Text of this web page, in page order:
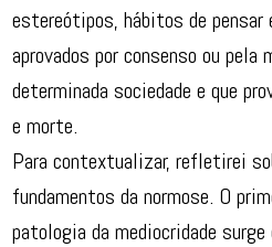
estereótipos, hábitos de pensar
aprovados por consenso ou pela
determinada sociedade e que
e morte.
Para contextualizar, refletirei
fundamentos da normose. O
patologia da mediocridade